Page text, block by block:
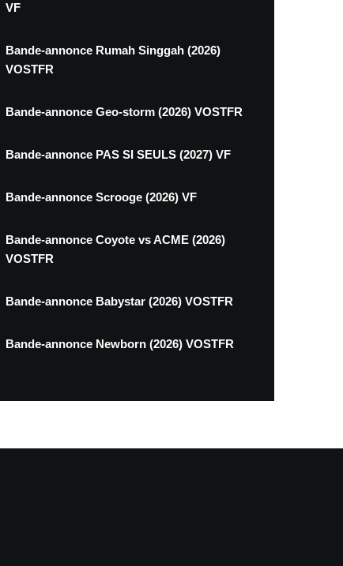
VF
Bande-annonce Rumah Singgah (2026)
VOSTFR
Bande-annonce Geo-storm (2026) VOSTFR
Bande-annonce PAS SI SEULS (2027) VF
Bande-annonce Scrooge (2026) VF
Bande-annonce Coyote vs ACME (2026)
VOSTFR
Bande-annonce Babystar (2026) VOSTFR
Bande-annonce Newborn (2026) VOSTFR